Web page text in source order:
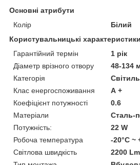
Основні атрибути
Колір
Білий
Користувальницькі характеристики
Гарантійний термін
1 рік
Діаметр врізного отвору
48-134
Категорія
Клас енергоспоживання
А +
Коефіцієнт потужності
0.6
Матеріали
Сталь-
Потужність:
22 W
Робоча температура
-20°C ~
Світлова швидкість
2200 Lm